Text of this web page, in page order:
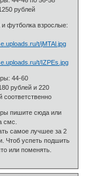
рублей
и футболка взрослые:
44-60
рублей и 220
соответственно
пишите сюда или
смс.
самое лучшее за 2
Чтоб успеть подшить
или поменять.